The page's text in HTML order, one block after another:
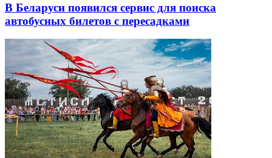
В Беларуси появился сервис для поиска
автобусных билетов с пересадками